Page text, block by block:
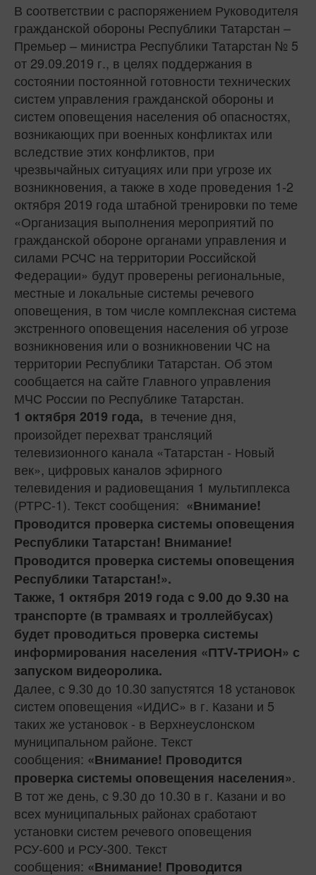
В соответствии с распоряжением Руководителя
гражданской обороны Республики Татарстан –
Премьер – министра Республики Татарстан № 5
от 29.09.2019 г., в целях поддержания в
состоянии постоянной готовности технических
систем управления гражданской обороны и
систем оповещения населения об опасностях,
возникающих при военных конфликтах или
вследствие этих конфликтов, при
чрезвычайных ситуациях или при угрозе их
возникновения, а также в ходе проведения 1-2
октября 2019 года штабной тренировки по теме
«Организация выполнения мероприятий по
гражданской обороне органами управления и
силами РСЧС на территории Российской
Федерации» будут проверены региональные,
местные и локальные системы речевого
оповещения, в том числе комплексная система
экстренного оповещения населения об угрозе
возникновения или о возникновении ЧС на
территории Республики Татарстан. Об этом
сообщается на сайте Главного управления
МЧС России по Республике Татарстан.
1 октября 2019 года, в течение дня,
произойдет перехват трансляций
телевизионного канала «Татарстан - Новый
век», цифровых каналов эфирного
телевидения и радиовещания 1 мультиплекса
(РТРС-1). Текст сообщения: «Внимание!
Проводится проверка системы оповещения
Республики Татарстан! Внимание!
Проводится проверка системы оповещения
Республики Татарстан!».
Также, 1 октября 2019 года с 9.00 до 9.30 на
транспорте (в трамваях и троллейбусах)
будет проводиться проверка системы
информирования населения «ПТV-ТРИОН» с
запуском видеоролика.
Далее, с 9.30 до 10.30 запустятся 18 установок
систем оповещения «ИДИС» в г. Казани и 5
таких же установок - в Верхнеуслонском
муниципальном районе. Текст
сообщения: «Внимание! Проводится
проверка системы оповещения населения».
В тот же день, с 9.30 до 10.30 в г. Казани и во
всех муниципальных районах сработают
установки систем речевого оповещения
РСУ-600 и РСУ-300. Текст
сообщения: «Внимание! Проводится